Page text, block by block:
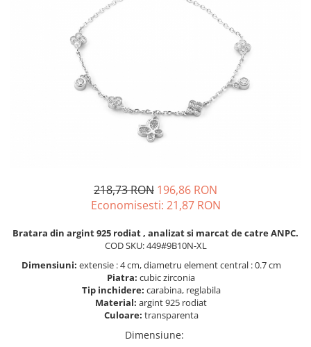
SETURI BIJUTERII
ACE DE CRAVATA
BRATARI PENTRU PICIOR
BRATARA TIP ROZARIU
LANTURI TIP ROZARIU
218,73 RON 196,86 RON
Economisesti: 21,87 RON
Bratara din argint 925 rodiat , analizat si marcat de catre ANPC.
COD SKU: 449#9B10N-XL
Dimensiuni: extensie : 4 cm, diametru element central : 0.7 cm
Piatra: cubic zirconia
Tip inchidere: carabina, reglabila
Material: argint 925 rodiat
Culoare: transparenta
Dimensiune: